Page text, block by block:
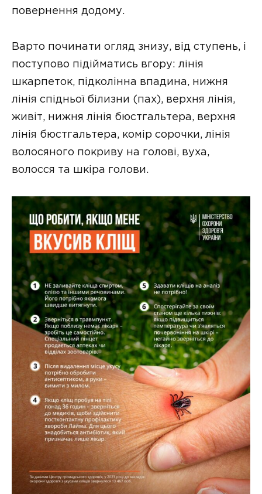
повернення додому.
Варто починати огляд знизу, від ступень, і
поступово підійматись вгору: лінія
шкарпеток, підколінна впадина, нижня
лінія спідньої білизни (пах), верхня лінія,
живіт, нижня лінія бюстгальтера, верхня
лінія бюстгальтера, комір сорочки, лінія
волосяного покриву на голові, вуха,
волосся та шкіра голови.